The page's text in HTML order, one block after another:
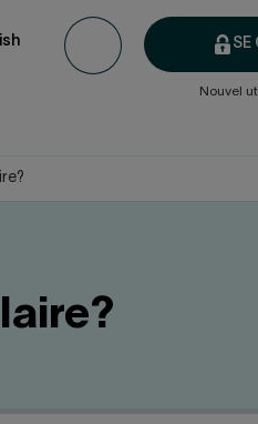
SE
Nouvel